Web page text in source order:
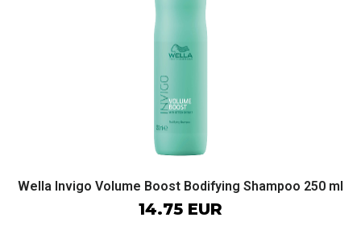
Wella Invigo Volume Boost Bodifying Shampoo 250 ml
14.75 EUR